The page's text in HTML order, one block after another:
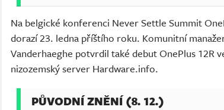
Na belgické konferenci Never Settle Summit
dorazí 23. ledna příštího roku. Komunitní
Vanderhaeghe potvrdil také debut OnePlus 12R
nizozemský server Hardware.info.
PŮVODNÍ ZNĚNÍ (8. 12.)